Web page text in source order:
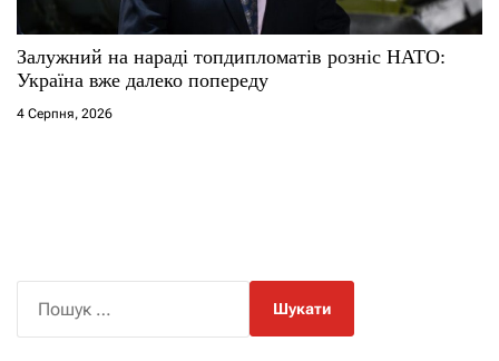
Залужний на нараді топдипломатів розніс НАТО:
Україна вже далеко попереду
4 Серпня, 2026